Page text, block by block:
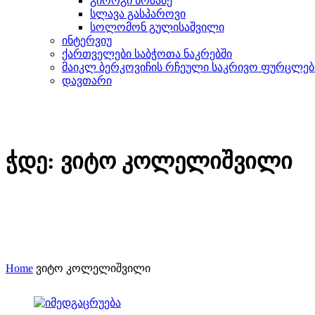
სლავა გასპაროვი
სოლომონ გულისაშვილი
ინტერვიუ
ქართველები საბჭოთა ნაკრებში
მაიკლ ბერკოვიჩის რჩეული საკრივო
დავთარი
ჭდე: ვიტო კოლელიშვილი
Home ვიტო კოლელიშვილი